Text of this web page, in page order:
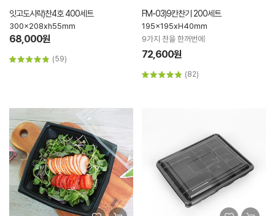
잇고도시락)찬4호 400세트
300x208xh55mm
68,000원
(59)
FM-03)9칸찬기 200세트
195x195xH40mm
9가지 찬을 한꺼번에
72,600원
(82)